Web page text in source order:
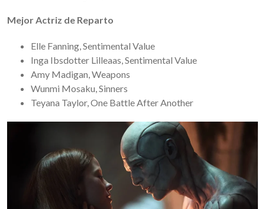
Mejor Actriz de Reparto
Elle Fanning, Sentimental Value
Inga Ibsdotter Lilleaas, Sentimental Value
Amy Madigan, Weapons
Wunmi Mosaku, Sinners
Teyana Taylor, One Battle After Another